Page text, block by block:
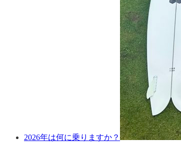
2026年は何に乗りますか？